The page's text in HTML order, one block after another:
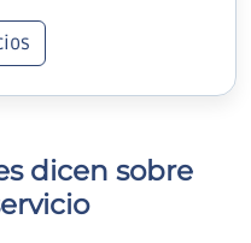
dicen sobre